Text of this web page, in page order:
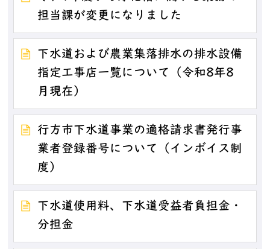
担当課が変更になりました
下水道および農業集落排水の排水設備
指定工事店一覧について（令和8年8
月現在）
行方市下水道事業の適格請求書発行事
業者登録番号について（インボイス制
度）
下水道使用料、下水道受益者負担金・
分担金